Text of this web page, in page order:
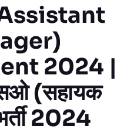
2024 |
(सहायक
2024